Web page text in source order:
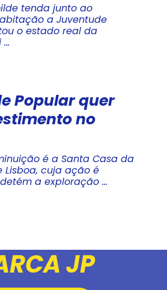
tenda junto ao
a Juventude
o estado real da
Popular quer
no
é a Santa Casa da
Lisboa, cuja ação é
a exploração ...
JP